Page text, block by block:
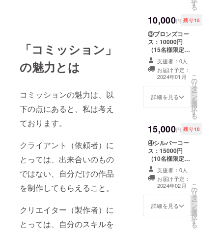
「コミッション」
の魅力とは
コミッションの魅力は、以
下の点にあると、私は考え
ております。
クライアント（依頼者）に
とっては、出来合いのもの
ではない、自分だけの作品
を制作してもらえること。
クリエイター（製作者）に
とっては、自分のスキルを
ル） ※メッセー
ジ機能での送付
となります オー
ダーメイド小説
（5000文字以
内） 【リターン
制作について】
①クラウドファ
ンディング終了
者に向けてご記
入いただいた
のテンプレート
をお送りしま
す。 ②テンプ
レートに内容を
ご記入いただ
き、返信を確認
した順番にオー
ダーメイド小説
を制作します。
適宜進捗報告を
行い、意識合わ
す
る
10,000円 残り15
③ブロンズコー
ス：10000円
（15名様限定）
・10000文字以
内（文字単価1.0
円換算）のオー
ダーメイド小説
をお届けする
コースです。
ル） ※メッセー
ジ機能での送付
となります オー
ダーメイド小説
（10000文字以
内） 【リターン
制作について】
①クラウドファ
ンディング終了
者に向けてご記
入いただいた
支援者：0人
お届け予定：
2024年01月
詳細を見る
こ
の
リ
タ
ー
ン
を
選
択
す
る
15,000円 残り10
④シルバーコー
ス：15000円
（10名様限定）
・15000文字以
内（文字単価1.0
円換算）のオー
ダーメイド小説
をお届けする
コースです。
支援者：0人
お届け予定：
2024年02月
詳細を見る
こ
の
リ
タ
ー
ン
を
選
択
す
る